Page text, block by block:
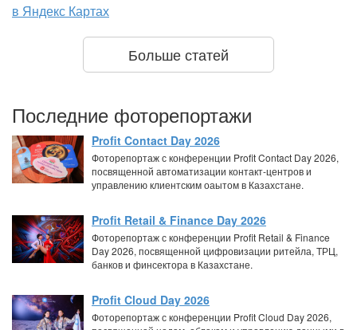
в Яндекс Картах
Больше статей
Последние фоторепортажи
Profit Contact Day 2026
Фоторепортаж с конференции Profit Contact Day 2026,
посвященной автоматизации контакт-центров и
управлению клиентским оаытом в Казахстане.
Profit Retail & Finance Day 2026
Фоторепортаж с конференции Profit Retail & Finance
Day 2026, посвященной цифровизации ритейла, ТРЦ,
банков и финсектора в Казахстане.
Profit Cloud Day 2026
Фоторепортаж с конференции Profit Cloud Day 2026,